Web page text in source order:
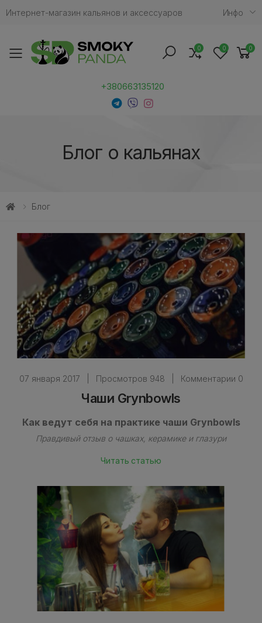
Интернет-магазин кальянов и аксессуаров Инфо
Toggle mobile menu
+380663135120
0 0 0
Блог о кальянах
Блог
07 января 2017 Просмотров 948 Комментарии 0
Чаши Grynbowls
Как ведут себя на практике чаши Grynbowls
Правдивый отзыв о чашках, керамике и глазури
Читать статью